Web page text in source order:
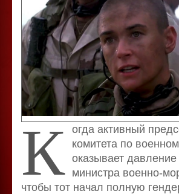
К огда активный
комитета по
оказывает
министра военно-
чтобы тот начал полную